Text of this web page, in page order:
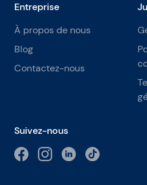
Entreprise
À propos de nous
Blog
Contactez-nous
Suivez-nous